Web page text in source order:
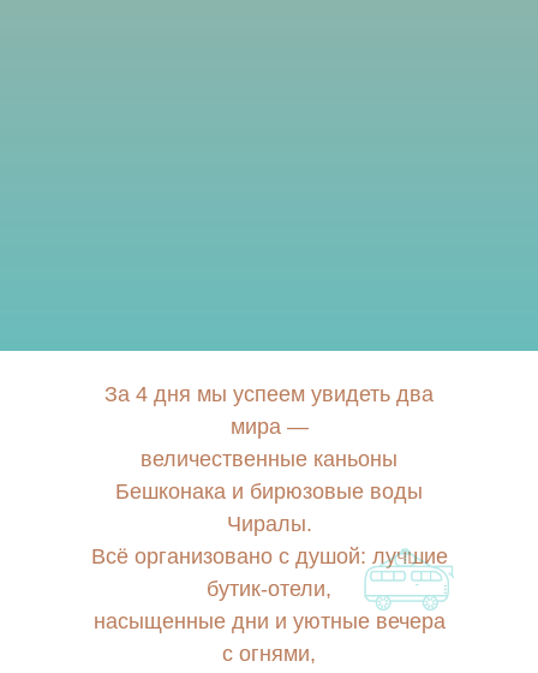
За 4 дня мы успеем увидеть два
мира —
величественные каньоны
Бешконака и бирюзовые воды
Чиралы.
Всё организовано с душой: лучшие
бутик-отели,
насыщенные дни и уютные вечера
с огнями,